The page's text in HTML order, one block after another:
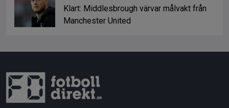
Klart: Middlesbrough värvar målvakt från
Manchester United